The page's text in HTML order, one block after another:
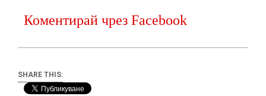
Коментирай чрез Facebook
SHARE THIS: